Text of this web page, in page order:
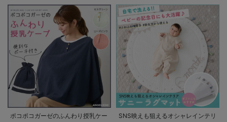
ポコポコガーゼのふんわり授乳ケー
SNS映えも狙えるオシャレインテリ